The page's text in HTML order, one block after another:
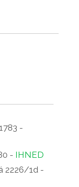
-
- IHNED
2226/1d -